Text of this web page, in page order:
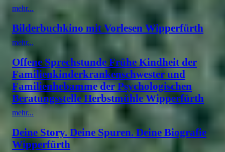
mehr...
Bilderbuchkino mit Vorlesen Wipperfürth
mehr...
Offene Sprechstunde Frühe Kindheit der
Familienkinderkrankenschwester und
Familienhebamme der Psychologischen
Beratungsstelle Herbstmühle Wipperfürth
mehr...
Deine Story. Deine Spuren. Deine Biografie
Wipperfürth